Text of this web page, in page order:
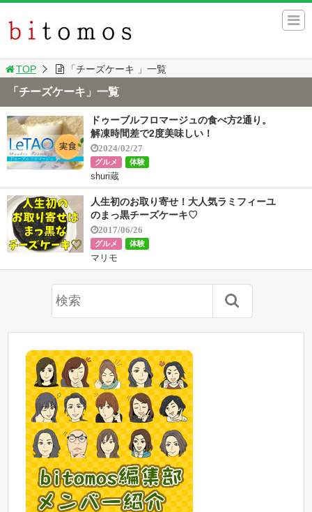
TOP 「チーズケーキ 」一覧
「チーズケーキ」一覧
ドゥーブルフロマージュの食べ方2通り。
解凍時間差で2度美味しい！
2024/02/27
グルメ 体験
shuri蔵
人生初のお取り寄せ！大人気ラミフィーユ
のまっ黒チーズケーキ♡
2017/06/26
グルメ 体験
マリモ